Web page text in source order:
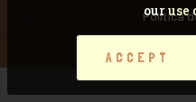
Pólitica
ouruse
ACCEPT